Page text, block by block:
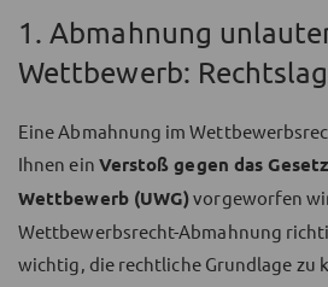
1. Abmahnung
Wettbewerb:
Eine Abmahnung im
Ihnen ein Verstoß gegen das
Wettbewerb (UWG)vorgeworfen
Wettbewerbsrecht-Abmahnung
wichtig, die rechtliche Grundlage zu